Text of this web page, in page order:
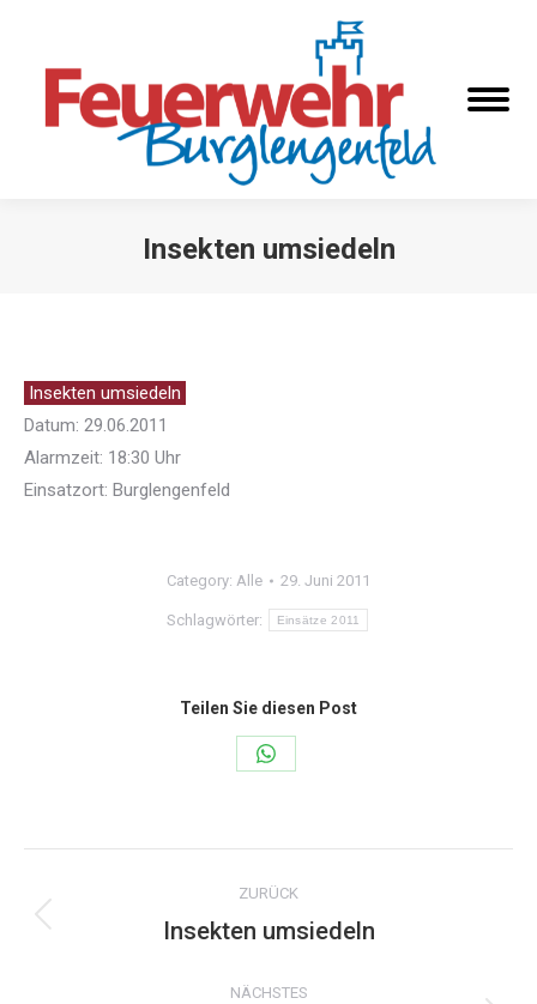
Insekten umsiedeln
Insekten umsiedeln
Datum: 29.06.2011
Alarmzeit: 18:30 Uhr
Einsatzort: Burglengenfeld
Category: Alle 29. Juni 2011
Schlagwörter: Einsätze 2011
Teilen Sie diesen Post
Share
WhatsApp
Kommentarnavigation
ZURÜCK
Vorheriger
Insekten umsiedeln
NÄCHSTES